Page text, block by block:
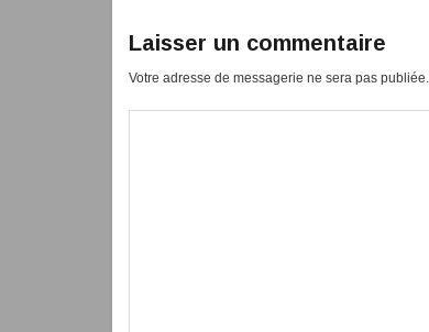
Laisser un commentaire
Votre adresse de messagerie ne sera pas publiée.